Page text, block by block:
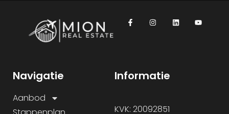
Navigatie
Aanbod
Informatie
KVK: 20092851